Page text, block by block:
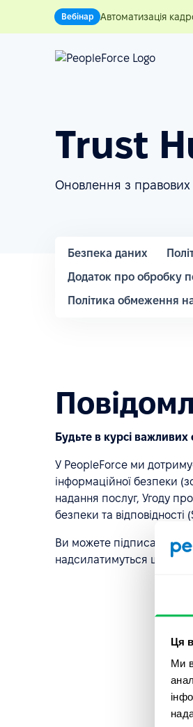
Ця
Ми
Вебінар Автоматизація
Trust
Оновлення з правових
Безпека даних
Додаток про обробку
Політика обмеження
Будьте в курсі
У PeopleForce ми
інформаційної безпеки
надання послуг, Угоду
безпеки та
Ви можете підписатися
надсилатимуться